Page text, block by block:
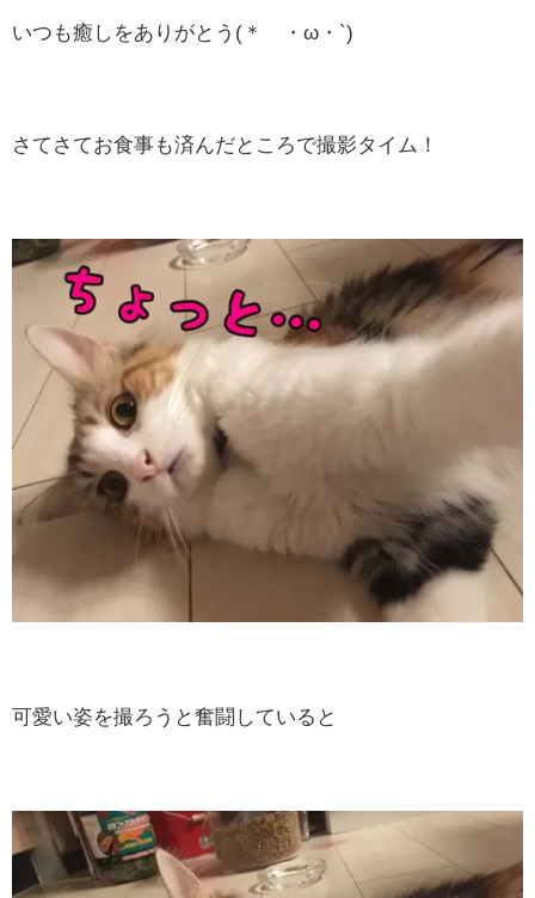
いつも癒しをありがとう(＊´・ω・`)
さてさてお食事も済んだところで撮影タイム！
可愛い姿を撮ろうと奮闘していると